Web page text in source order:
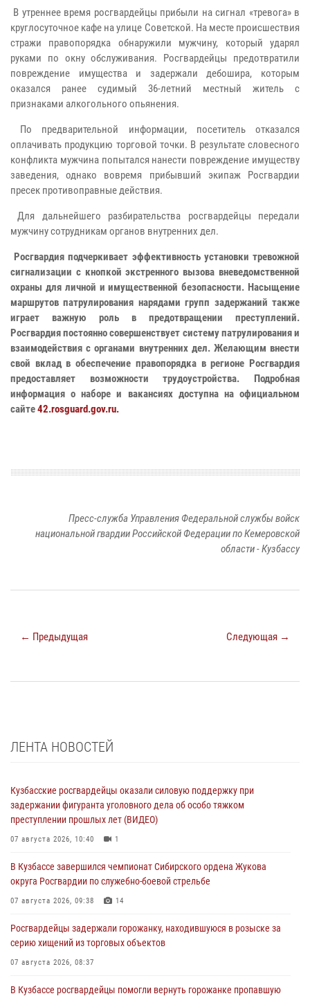
В утреннее время росгвардейцы прибыли на сигнал «тревога» в
круглосуточное кафе на улице Советской. На месте происшествия
стражи правопорядка обнаружили мужчину, который ударял
руками по окну обслуживания. Росгвардейцы предотвратили
повреждение имущества и задержали дебошира, которым
оказался ранее судимый 36-летний местный житель с
признаками алкогольного опьянения.
По предварительной информации, посетитель отказался
оплачивать продукцию торговой точки. В результате словесного
конфликта мужчина попытался нанести повреждение имуществу
заведения, однако вовремя прибывший экипаж Росгвардии
пресек противоправные действия.
Для дальнейшего разбирательства росгвардейцы передали
мужчину сотрудникам органов внутренних дел.
Росгвардия подчеркивает эффективность установки тревожной
сигнализации с кнопкой экстренного вызова вневедомственной
охраны для личной и имущественной безопасности. Насыщение
маршрутов патрулирования нарядами групп задержаний также
играет важную роль в предотвращении преступлений.
Росгвардия постоянно совершенствует систему патрулирования и
взаимодействия с органами внутренних дел. Желающим внести
свой вклад в обеспечение правопорядка в регионе Росгвардия
предоставляет возможности трудоустройства. Подробная
информация о наборе и вакансиях доступна на официальном
сайте42.rosguard.gov.ru.
Пресс-служба Управления Федеральной службы войск
национальной гвардии Российской Федерации по Кемеровской
области - Кузбассу
← Предыдущая Следующая →
ЛЕНТА НОВОСТЕЙ
Кузбасские росгвардейцы оказали силовую поддержку при
задержании фигуранта уголовного дела об особо тяжком
преступлении прошлых лет (ВИДЕО)
07 августа 2026, 10:40 1
В Кузбассе завершился чемпионат Сибирского ордена Жукова
округа Росгвардии по служебно-боевой стрельбе
07 августа 2026, 09:38 14
Росгвардейцы задержали горожанку, находившуюся в розыске за
серию хищений из торговых объектов
07 августа 2026, 08:37
В Кузбассе росгвардейцы помогли вернуть горожанке пропавшую